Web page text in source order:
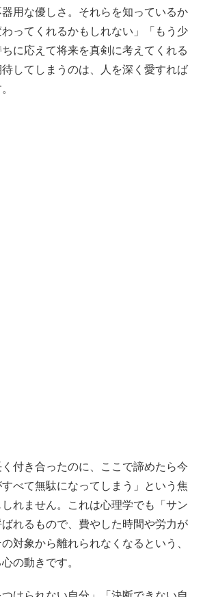
用な優しさ。それらを知っているか
ってくれるかもしれない」「もう少
に応えて将来を真剣に考えてくれる
してしまうのは、人を深く愛すれば
付き合ったのに、ここで諦めたら今
べて無駄になってしまう」という焦
れません。これは心理学でも「サン
れるもので、費やした時間や労力が
対象から離れられなくなるという、
の動きです。